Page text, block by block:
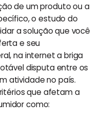
de um produto ou a
o estudo do
a solução que você
e seu
na internet a briga
disputa entre os
atividade no país.
que afetam a
como: